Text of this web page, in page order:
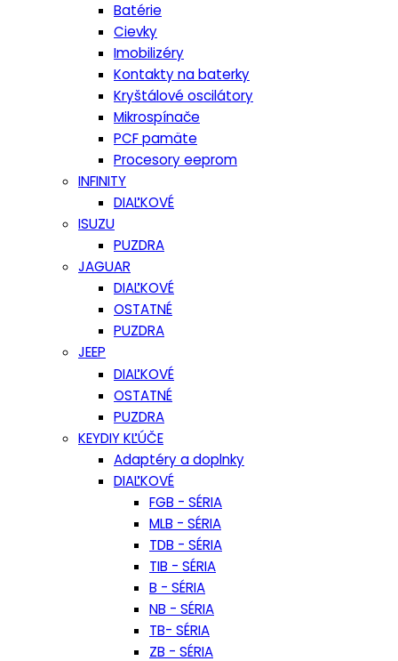
Batérie
Cievky
Imobilizéry
Kontakty na baterky
Kryštálové oscilátory
Mikrospínače
PCF pamäte
Procesory eeprom
INFINITY
DIAĽKOVÉ
ISUZU
PUZDRA
JAGUAR
DIAĽKOVÉ
OSTATNÉ
PUZDRA
JEEP
DIAĽKOVÉ
OSTATNÉ
PUZDRA
KEYDIY KĽÚČE
Adaptéry a doplnky
DIAĽKOVÉ
FGB - SÉRIA
MLB - SÉRIA
TDB - SÉRIA
TIB - SÉRIA
B - SÉRIA
NB - SÉRIA
TB- SÉRIA
ZB - SÉRIA